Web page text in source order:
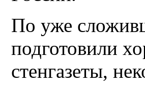
По уже
подготовили
стенгазеты,